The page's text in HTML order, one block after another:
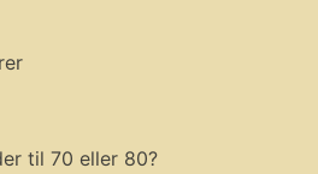
til 70 eller 80?